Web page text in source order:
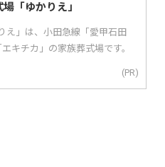
「ゆかりえ」
え」は、小田急線「愛甲石田
キチカ」の家族葬式場です。
(PR)